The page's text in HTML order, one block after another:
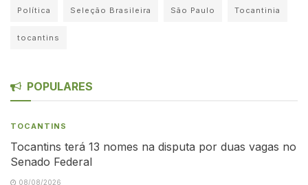
Política Seleção Brasileira São Paulo Tocantinia
tocantins
POPULARES
TOCANTINS
Tocantins terá 13 nomes na disputa por duas vagas no
Senado Federal
08/08/2026